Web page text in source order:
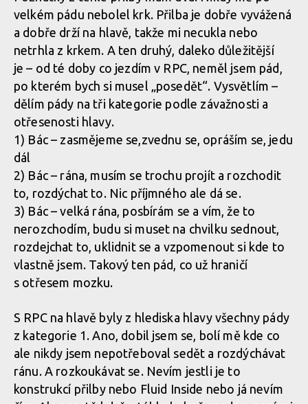
Test: Fox Rampage Pro Carbon - nabídne nejlepší ochranu pro
tvou hlavu
Test: Fox Rampage Pro Carbon - nabídne nejlepší ochranu pro
tvou hlavu
Test: Fox Rampage Pro Carbon - nabídne nejlepší ochranu pro
tvou hlavu
velkém pádu nebolel krk. Přilba je dobře vyvážená
a dobře drží na hlavě, takže mi necukla nebo
netrhla z krkem. A ten druhý, daleko důležitější
je – od té doby co jezdím v RPC, neměl jsem pád,
po kterém bych si musel „posedět“. Vysvětlím –
dělím pády na tři kategorie podle závažnosti a
otřesenosti hlavy.
1) Bác – zasmějeme se,zvednu se, opráším se, jedu
dál
2) Bác – rána, musím se trochu projít a rozchodit
to, rozdýchat to. Nic příjmného ale dá se.
3) Bác – velká rána, posbírám se a vím, že to
nerozchodím, budu si muset na chvilku sednout,
rozdejchat to, uklidnit se a vzpomenout si kde to
vlastně jsem. Takový ten pád, co už hraničí
s otřesem mozku.
S RPC na hlavě byly z hlediska hlavy všechny pády
z kategorie 1. Ano, dobil jsem se, bolí mě kde co
ale nikdy jsem nepotřeboval sedět a rozdýchávat
ránu. A rozkoukávat se. Nevím jestli je to
konstrukcí přilby nebo Fluid Inside nebo já nevím